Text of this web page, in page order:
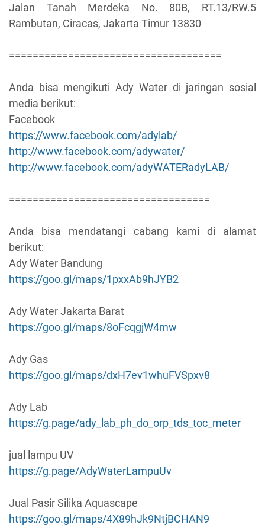
Jalan Tanah Merdeka No. 80B, RT.13/RW.5
Rambutan, Ciracas, Jakarta Timur 13830
====================================
Anda bisa mengikuti Ady Water di jaringan sosial
media berikut:
Facebook
https://www.facebook.com/adylab/
http://www.facebook.com/adywater/
http://www.facebook.com/adyWATERadyLAB/
==================================
Anda bisa mendatangi cabang kami di alamat
berikut:
Ady Water Bandung
https://goo.gl/maps/1pxxAb9hJYB2
Ady Water Jakarta Barat
https://goo.gl/maps/8oFcqgjW4mw
Ady Gas
https://goo.gl/maps/dxH7ev1whuFVSpxv8
Ady Lab
https://g.page/ady_lab_ph_do_orp_tds_toc_meter
jual lampu UV
https://g.page/AdyWaterLampuUv
Jual Pasir Silika Aquascape
https://goo.gl/maps/4X89hJk9NtjBCHAN9